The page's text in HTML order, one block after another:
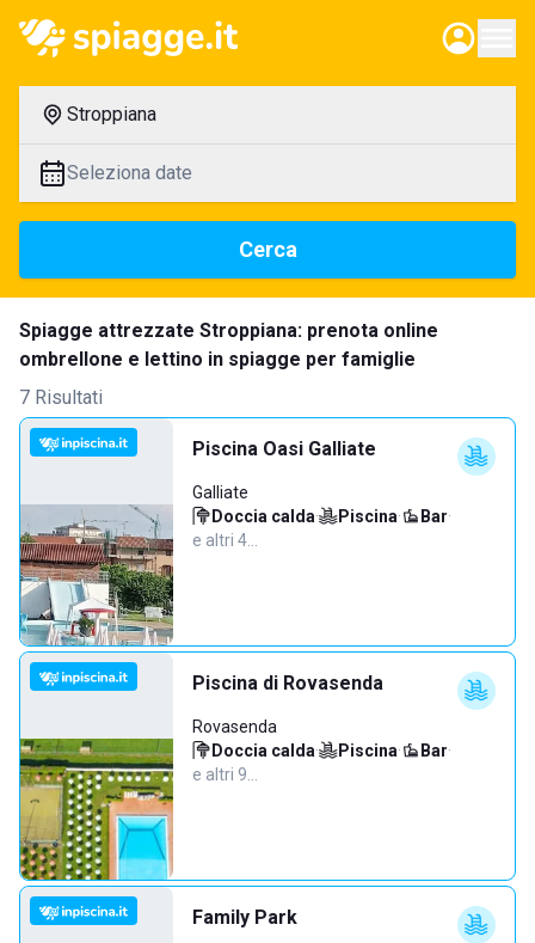
Stroppiana
Seleziona date
Cerca
Spiagge attrezzate Stroppiana: prenota online
ombrellone e lettino in spiagge per famiglie
7 Risultati
Piscina Oasi Galliate
Galliate
Doccia calda· Piscina· Bar·
e altri 4…
Piscina di Rovasenda
Rovasenda
Doccia calda· Piscina· Bar·
e altri 9…
Family Park